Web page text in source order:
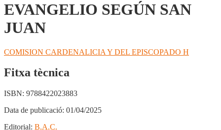
EVANGELIO SEGÚN SAN
JUAN
COMISION CARDENALICIA Y DEL EPISCOPADO H
Fitxa tècnica
ISBN: 9788422023883
Data de publicació: 01/04/2025
Editorial: B.A.C.